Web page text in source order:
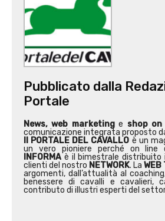
Pubblicato dalla
Portale
News, web marketinge shop on
comunicazione integrata proposto
Il PORTALE DEL CAVALLO è un
un vero pioniere perché on line
INFORMA è il bimestrale
clienti del nostro NETWORK. La WEB
argomenti, dall’attualità al
benessere di cavalli e cavalieri,
contributo di illustri esperti del